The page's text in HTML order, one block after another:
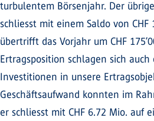
turbulentem Börsenjahr. Der
schliesst mit einem Saldo von CHF
übertrifft das Vorjahr um CHF
Ertragsposition schlagen sich
Investitionen in unsere
Geschäftsaufwand konnten im
er schliesst mit CHF 6.72 Mio. auf